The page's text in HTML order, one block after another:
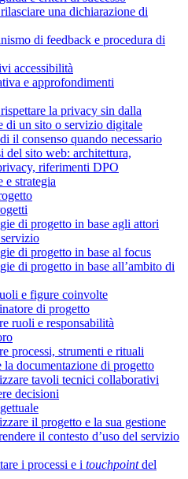
una dichiarazione di
di feedback e procedura di
accessibilità
e approfondimenti
la privacy sin dalla
di un sito o servizio digitale
il consenso quando necessario
del sito web: architettura,
riferimenti DPO
e strategia
di progetto in base agli attori
di progetto in base al focus
di progetto in base all’ambito di
e figure coinvolte
di progetto
ruoli e responsabilità
processi, strumenti e rituali
la documentazione di progetto
tavoli tecnici collaborativi
decisioni
il progetto e la sua gestione
il contesto d’uso del servizio
i processi e i touchpointdel